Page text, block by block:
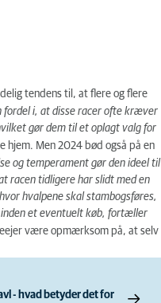
tendens til, at flere og flere
fordel i, at disse racer ofte kræver
gør dem til et oplagt valg for
hjem. Men 2024 bød også på en
og temperament gør den ideel til
racen tidligere har slidt med en
hvalpene skal stambogsføres,
inden et eventuelt køb, fortæller
være opmærksom på, at selv
- hvad betyder det for